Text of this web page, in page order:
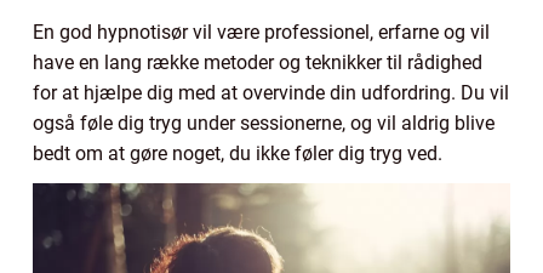
En god hypnotisør vil være professionel, erfarne og vil
have en lang række metoder og teknikker til rådighed
for at hjælpe dig med at overvinde din udfordring. Du vil
også føle dig tryg under sessionerne, og vil aldrig blive
bedt om at gøre noget, du ikke føler dig tryg ved.